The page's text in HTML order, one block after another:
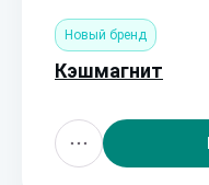
Новый бренд
Кэшмагнит